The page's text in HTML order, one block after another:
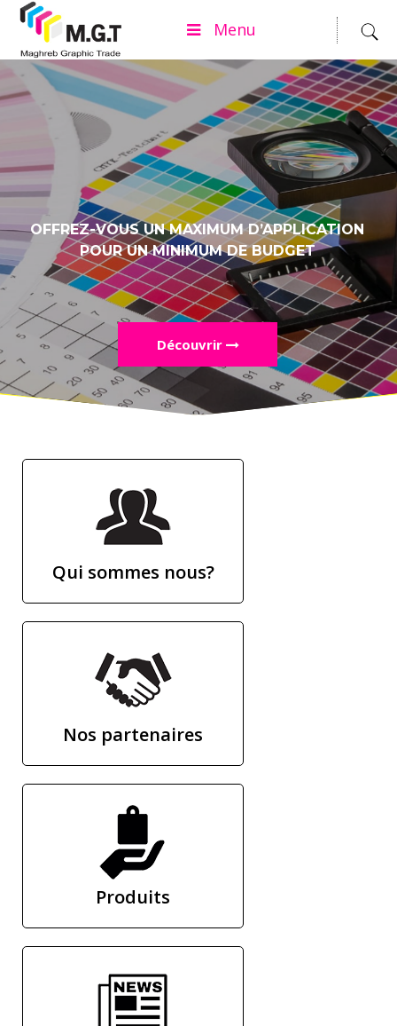
Menu
OFFREZ-VOUSUN MAXIMUM D’APPLICATION
POUR UN MINIMUM DE BUDGET
Découvrir
Qui sommes nous?
Nos partenaires
Produits